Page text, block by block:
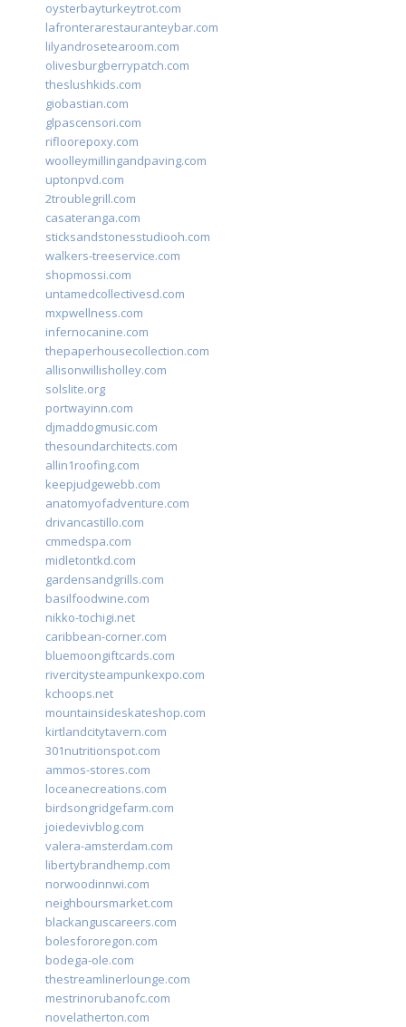
oysterbayturkeytrot.com
lafronterarestauranteybar.com
lilyandrosetearoom.com
olivesburgberrypatch.com
theslushkids.com
giobastian.com
glpascensori.com
rifloorepoxy.com
woolleymillingandpaving.com
uptonpvd.com
2troublegrill.com
casateranga.com
sticksandstonesstudiooh.com
walkers-treeservice.com
shopmossi.com
untamedcollectivesd.com
mxpwellness.com
infernocanine.com
thepaperhousecollection.com
allisonwillisholley.com
solslite.org
portwayinn.com
djmaddogmusic.com
thesoundarchitects.com
allin1roofing.com
keepjudgewebb.com
anatomyofadventure.com
drivancastillo.com
cmmedspa.com
midletontkd.com
gardensandgrills.com
basilfoodwine.com
nikko-tochigi.net
caribbean-corner.com
bluemoongiftcards.com
rivercitysteampunkexpo.com
kchoops.net
mountainsideskateshop.com
kirtlandcitytavern.com
301nutritionspot.com
ammos-stores.com
loceanecreations.com
birdsongridgefarm.com
joiedevivblog.com
valera-amsterdam.com
libertybrandhemp.com
norwoodinnwi.com
neighboursmarket.com
blackanguscareers.com
bolesfororegon.com
bodega-ole.com
thestreamlinerlounge.com
mestrinorubanofc.com
novelatherton.com